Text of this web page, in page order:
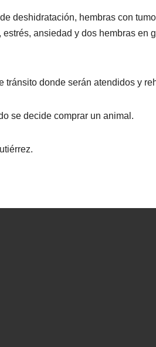
deshidratación, hembras con
ansiedad y dos hembras en
tránsito donde serán atendidos y
se decide comprar un animal.